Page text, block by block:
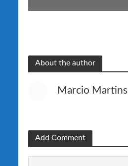
About the author
Marcio Martins
Add Comment